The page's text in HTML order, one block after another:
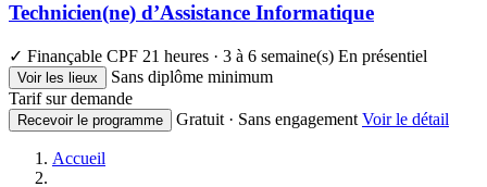
Technicien(ne) d’Assistance Informatique
✓ Finançable CPF 21 heures · 3 à 6 semaine(s) En présentiel
Voir les lieux
Sans diplôme minimum
Tarif sur demande
Recevoir le programme Gratuit · Sans engagement Voir le détail
Accueil